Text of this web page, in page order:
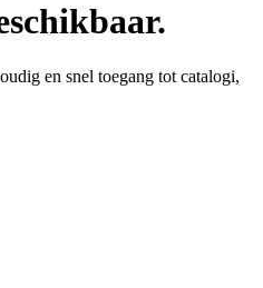
en snel toegang tot catalogi,